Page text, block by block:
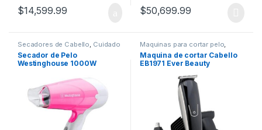
$14,599.99 $50,699.99
Secadores de Cabello, Cuidado
Personal
Secador de Pelo
Westinghouse 1000W
Maquinas para cortar pelo,
Cuidado Personal
Maquina de cortar Cabello
EB1971 Ever Beauty